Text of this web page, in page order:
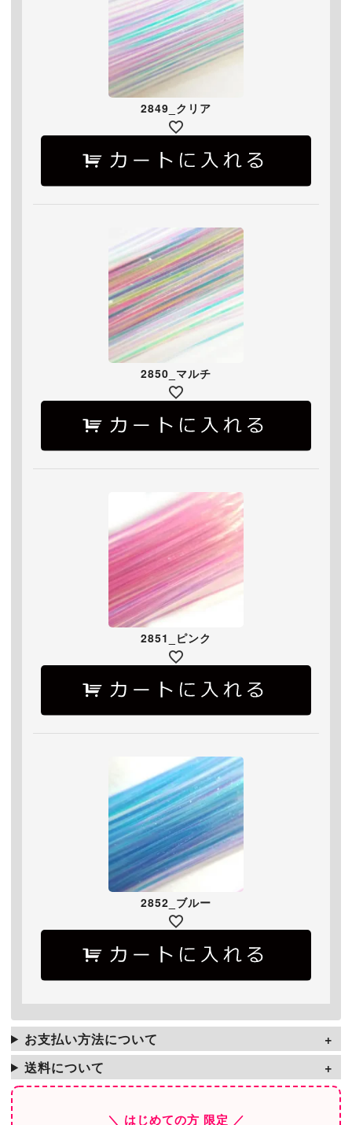
2849_クリア
2850_マルチ
2851_ピンク
2852_ブルー
お支払い方法について
送料について
＼ はじめての方 限定 ／